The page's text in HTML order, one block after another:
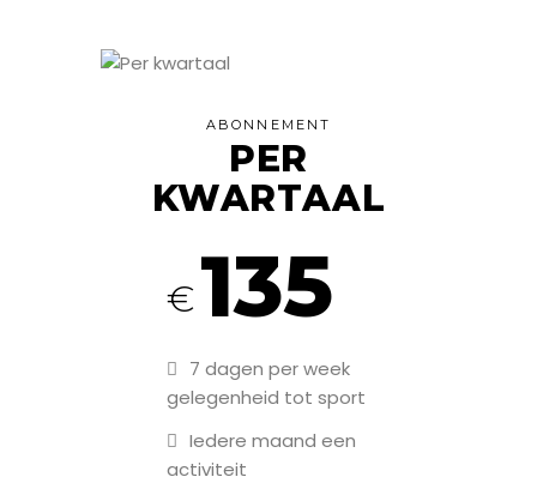
ABONNEMENT
PER
KWARTAAL
€135
7 dagen per week
gelegenheid tot sport
Iedere maand een
activiteit